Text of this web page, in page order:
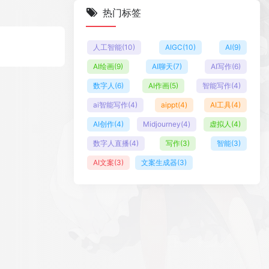
热门标签
人工智能(10) AIGC(10) AI(9)
AI绘画(9) AI聊天(7) AI写作(6)
数字人 (6) AI作画(5) 智能写作(4)
ai智能写作(4) aippt(4) AI工具(4)
AI创作(4) Midjourney(4) 虚拟人 (4)
数字人直播(4) 写作(3) 智能(3)
AI文案(3) 文案生成器(3)